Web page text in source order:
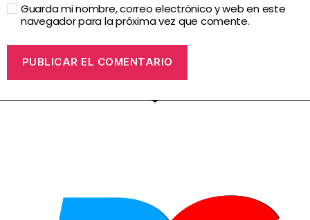
Guarda mi nombre, correo electrónico y web en este
navegador para la próxima vez que comente.